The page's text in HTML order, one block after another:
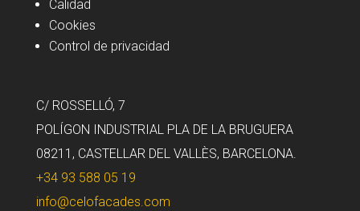
Calidad
Cookies
Control de privacidad
C/ ROSSELLÓ, 7
POLÍGON INDUSTRIAL PLA DE LA BRUGUERA
08211, CASTELLAR DEL VALLÈS, BARCELONA.
+34 93 588 05 19
info@celofacades.com